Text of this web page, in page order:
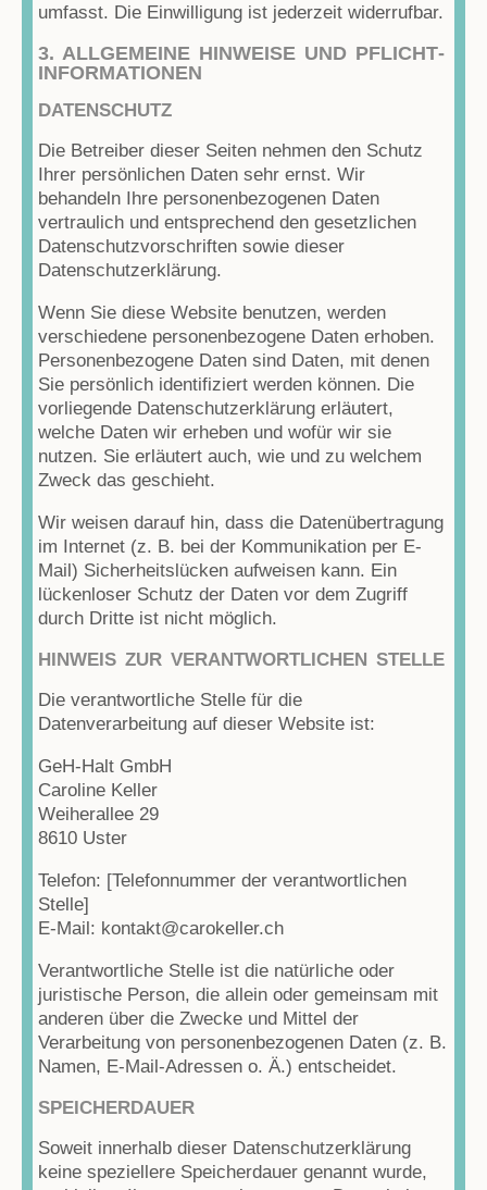
umfasst. Die Einwilligung ist jederzeit widerrufbar.
3. ALLGEMEINE HINWEISE UND PFLICHT­
INFORMATIONEN
DATENSCHUTZ
Die Betreiber dieser Seiten nehmen den Schutz
Ihrer persönlichen Daten sehr ernst. Wir
behandeln Ihre personenbezogenen Daten
vertraulich und entsprechend den gesetzlichen
Datenschutzvorschriften sowie dieser
Datenschutzerklärung.
Wenn Sie diese Website benutzen, werden
verschiedene personenbezogene Daten erhoben.
Personenbezogene Daten sind Daten, mit denen
Sie persönlich identifiziert werden können. Die
vorliegende Datenschutzerklärung erläutert,
welche Daten wir erheben und wofür wir sie
nutzen. Sie erläutert auch, wie und zu welchem
Zweck das geschieht.
Wir weisen darauf hin, dass die Datenübertragung
im Internet (z. B. bei der Kommunikation per E-
Mail) Sicherheitslücken aufweisen kann. Ein
lückenloser Schutz der Daten vor dem Zugriff
durch Dritte ist nicht möglich.
HINWEIS ZUR VERANTWORTLICHEN STELLE
Die verantwortliche Stelle für die
Datenverarbeitung auf dieser Website ist:
GeH-Halt GmbH
Caroline Keller
Weiherallee 29
8610 Uster
Telefon: [Telefonnummer der verantwortlichen
Stelle]
E-Mail: kontakt@carokeller.ch
Verantwortliche Stelle ist die natürliche oder
juristische Person, die allein oder gemeinsam mit
anderen über die Zwecke und Mittel der
Verarbeitung von personenbezogenen Daten (z. B.
Namen, E-Mail-Adressen o. Ä.) entscheidet.
SPEICHERDAUER
Soweit innerhalb dieser Datenschutzerklärung
keine speziellere Speicherdauer genannt wurde,